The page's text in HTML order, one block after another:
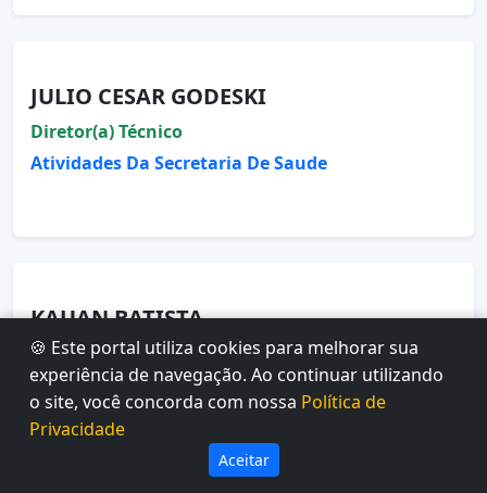
JULIO CESAR GODESKI
Diretor(a) Técnico
Atividades Da Secretaria De Saude
KAUAN BATISTA
Diretor(a) Técnico
Departamento De Projetos Tecnicos
🍪 Este portal utiliza cookies para melhorar sua
experiência de navegação. Ao continuar utilizando
o site, você concorda com nossa Política de
Privacidade
Aceitar